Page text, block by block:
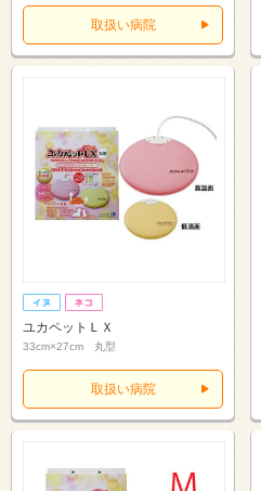
取扱い病院
ユカペットＬＸ
33cm×27cm 丸型
取扱い病院